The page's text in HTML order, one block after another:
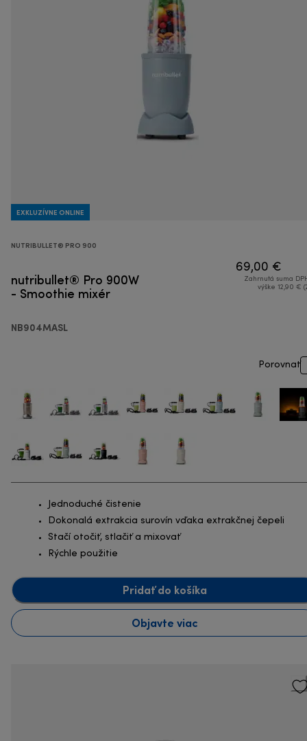
EXKLUZÍVNE ONLINE
NUTRIBULLET® PRO 900
nutribullet® Pro 900W
- Smoothie mixér
NB904MASL
69,00 €
Zahrnutá suma
výške 12,90 €
Porovnať
Jednoduché čistenie
Dokonalá extrakcia surovín vďaka extrakčnej čepeli
Stačí otočiť, stlačiť a mixovať
Rýchle použitie
Pridať do košíka
Objavte viac